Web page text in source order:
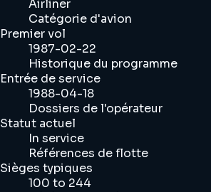
Airliner
Catégorie d'avion
Premier vol
1987-02-22
Historique du programme
Entrée de service
1988-04-18
Dossiers de l'opérateur
Statut actuel
In service
Références de flotte
Sièges typiques
100 to 244